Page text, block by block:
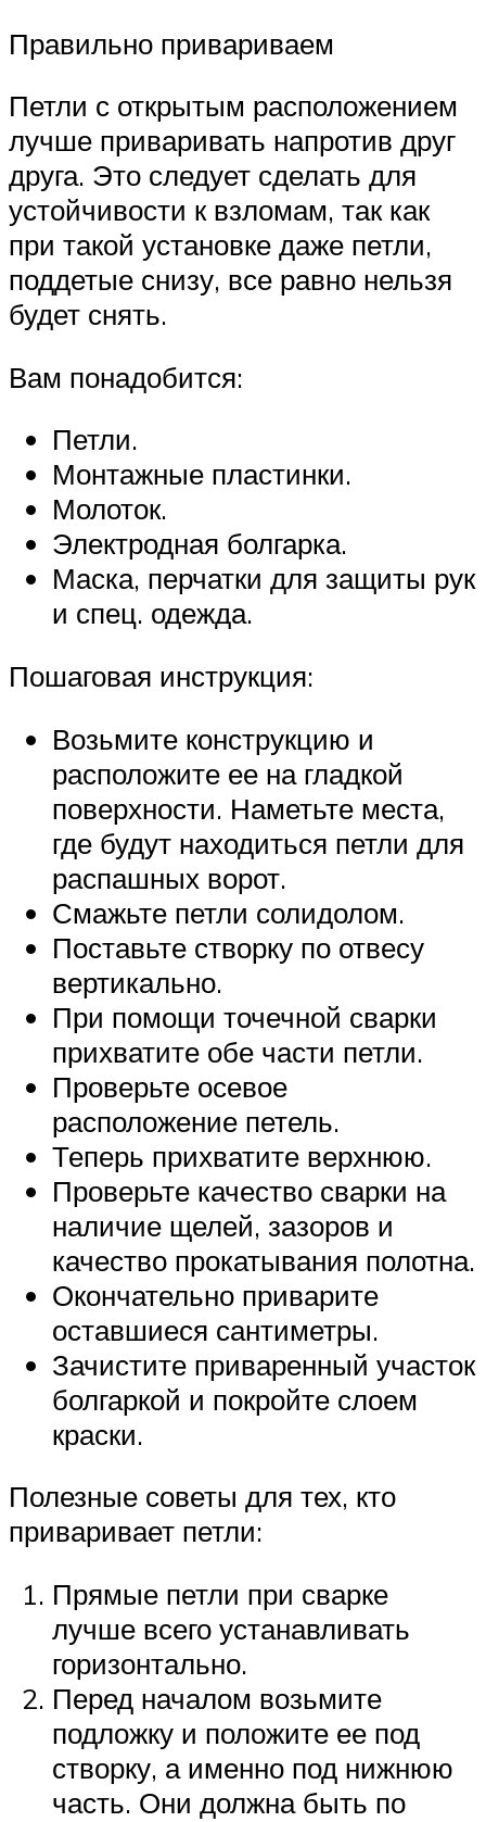
Правильно привариваем
Петли с открытым расположением
лучше приваривать напротив друг
друга. Это следует сделать для
устойчивости к взломам, так как
при такой установке даже петли,
поддетые снизу, все равно нельзя
будет снять.
Вам понадобится:
Петли.
Монтажные пластинки.
Молоток.
Электродная болгарка.
Маска, перчатки для защиты рук
и спец. одежда.
Пошаговая инструкция:
Возьмите конструкцию и
расположите ее на гладкой
поверхности. Наметьте места,
где будут находиться петли для
распашных ворот.
Смажьте петли солидолом.
Поставьте створку по отвесу
вертикально.
При помощи точечной сварки
прихватите обе части петли.
Проверьте осевое
расположение петель.
Теперь прихватите верхнюю.
Проверьте качество сварки на
наличие щелей, зазоров и
качество прокатывания полотна.
Окончательно приварите
оставшиеся сантиметры.
Зачистите приваренный участок
болгаркой и покройте слоем
краски.
Полезные советы для тех, кто
приваривает петли:
Прямые петли при сварке
лучше всего устанавливать
горизонтально.
Перед началом возьмите
подложку и положите ее под
створку, а именно под нижнюю
часть. Они должна быть по